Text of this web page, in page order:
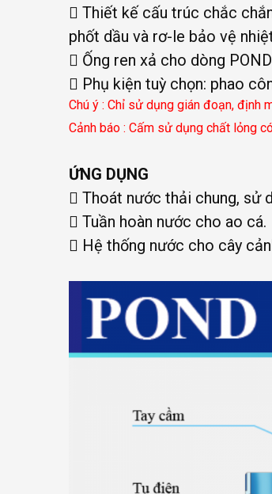
 Thiết kế cấu trúc chắc
phốt dầu và rơ-le bảo vệ
 Ống ren xả cho dòng
 Phụ kiện tuỳ chọn: phao
Chú ý : Chỉ sử dụng gián đoạn, định
Cảnh báo : Cấm sử dụng chất lỏng
ỨNG DỤNG
 Thoát nước thải chung, sử
 Tuần hoàn nước cho ao cá.
 Hệ thống nước cho cây